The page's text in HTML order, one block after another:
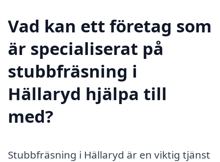
Vad kan ett företag som
är specialiserat på
stubbfräsning i
Hällaryd hjälpa till
med?
Stubbfräsning i Hällaryd är en viktig tjänst